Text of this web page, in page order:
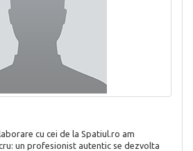
cu cei de la Spatiul.ro am
un profesionist autentic se dezvolta